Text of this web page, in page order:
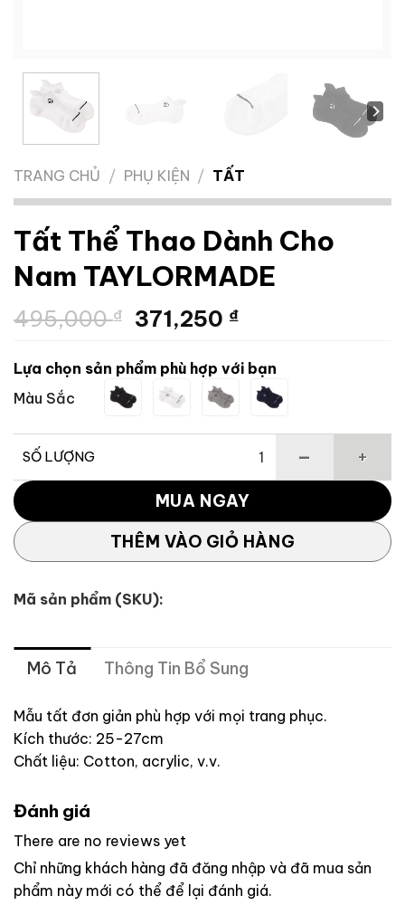
TRANG CHỦ / PHỤ KIỆN / TẤT
Tất Thể Thao Dành Cho
Nam TAYLORMADE
495,000₫
Giá
là:
495,000 ₫.
371,250 ₫Giá
tại
là:
371,250 ₫.
Lựa chọn sản phẩm phù hợp với bạn
Màu Sắc
SỐ LƯỢNG
Tất Thể Thao Dành Cho Nam TAYLORMADE số lượng
THÊM VÀO GIỎ HÀNG
MUA NGAY
Mã sản phẩm (SKU):
Mô Tả Thông Tin Bổ Sung
Mẫu tất đơn giản phù hợp với mọi trang phục.
Kích thước: 25-27cm
Chất liệu: Cotton, acrylic, v.v.
Đánh giá
There are no reviews yet
Chỉ những khách hàng đã đăng nhập và đã mua sản
phẩm này mới có thể để lại đánh giá.